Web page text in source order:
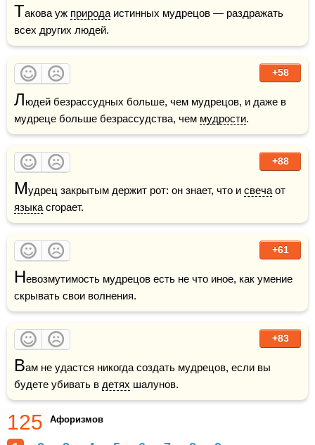
Такова уж природа истинных мудрецов — раздражать
всех других людей.
+58
Людей безрассудных больше, чем мудрецов, и даже в
мудреце больше безрассудства, чем мудрости.
+88
Мудрец закрытым держит рот: он знает, что и свеча
языка сгорает.
+61
Невозмутимость мудрецов есть не что иное, как умение
скрывать свои волнения.
+83
Вам не удастся никогда создать мудрецов, если вы
будете убивать в детях шалунов.
125 Афоризмов